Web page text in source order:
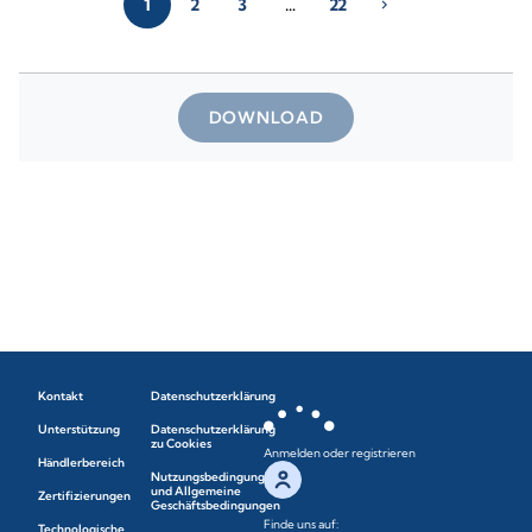
1 2 3 … 22 chevron_right
DOWNLOAD
Kontakt
Unterstützung
Händlerbereich
Zertifizierungen
Datenschutzerklärung
Datenschutzerklärung
zu Cookies
Nutzungsbedingungen
und Allgemeine
Geschäftsbedingungen
Anmelden oder registrieren
Finde uns auf: